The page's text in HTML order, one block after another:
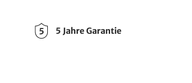
5 Jahre Garantie